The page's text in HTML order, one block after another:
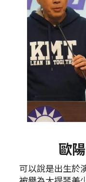
歐
可以說是出生於